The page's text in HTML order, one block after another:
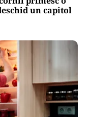
un capitol